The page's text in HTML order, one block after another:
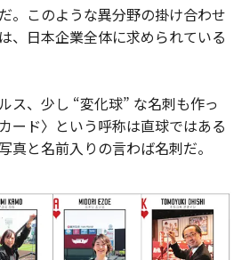
。このような異分野の掛け合わせ
、日本企業全体に求められている
ス、少し “変化球” な名刺も作っ
ード〉という呼称は直球ではある
真と名前入りの言わば名刺だ。